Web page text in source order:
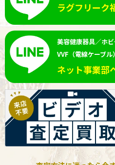
ラグフリーク
美容健康器具／ホ
VVF（電線ケーブル
ネット事業部